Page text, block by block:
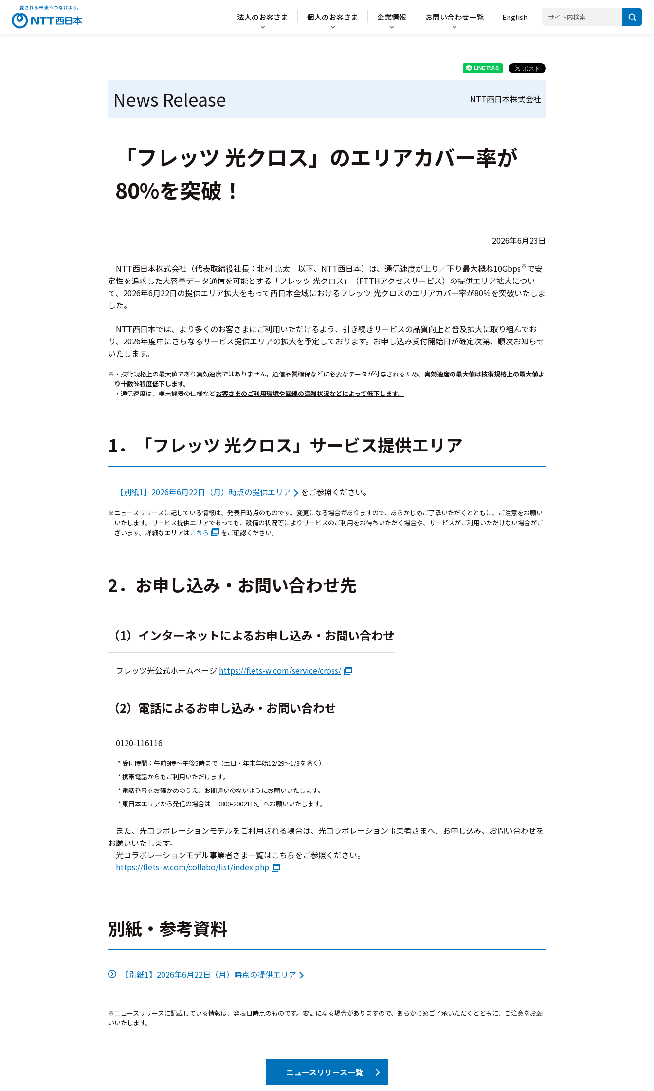
法人のお客さま 個人のお客さま 企業情報 お問い合わせ一覧 English
News Release NTT西日本株式会社
「フレッツ 光クロス」のエリアカバー率が
80%を突破！
2026年6月23日
NTT西日本株式会社（代表取締役社長：北村 亮太 以下、NTT西日本）は、通信速度が上り／下り最大概ね10Gbps※で安
定性を追求した大容量データ通信を可能とする「フレッツ 光クロス」（FTTHアクセスサービス）の提供エリア拡大につい
て、2026年6月22日の提供エリア拡大をもって西日本全域におけるフレッツ 光クロスのエリアカバー率が80％を突破いたしま
した。
NTT西日本では、より多くのお客さまにご利用いただけるよう、引き続きサービスの品質向上と普及拡大に取り組んでお
り、2026年度中にさらなるサービス提供エリアの拡大を予定しております。お申し込み受付開始日が確定次第、順次お知らせ
いたします。
※・技術規格上の最大値であり実効速度ではありません。通信品質確保などに必要なデータが付与されるため、 実効速度の最大値は技術規格上の最大値よ
り十数％程度低下します。
・通信速度は、端末機器の仕様などお客さまのご利用環境や回線の混雑状況などによって低下します。
1．「フレッツ 光クロス」サービス提供エリア
【別紙1】2026年6月22日（月）時点の提供エリア をご参照ください。
※ニュースリリースに記している情報は、発表日時点のものです。変更になる場合がありますので、あらかじめご了承いただくとともに、ご注意をお願い
いたします。サービス提供エリアであっても、設備の状況等によりサービスのご利用をお待ちいただく場合や、サービスがご利用いただけない場合がご
ざいます。詳細なエリアはこちら をご確認ください。
2．お申し込み・お問い合わせ先
（1）インターネットによるお申し込み・お問い合わせ
フレッツ光公式ホームページ https://flets-w.com/service/cross/
（2）電話によるお申し込み・お問い合わせ
0120-116116
* 受付時間：午前9時～午後5時まで（土日・年末年始12/29～1/3を除く）
* 携帯電話からもご利用いただけます。
* 電話番号をお確かめのうえ、お間違いのないようにお願いいたします。
* 東日本エリアから発信の場合は「0800-2002116」へお願いいたします。
また、光コラボレーションモデルをご利用される場合は、光コラボレーション事業者さまへ、お申し込み、お問い合わせを
お願いいたします。
光コラボレーションモデル事業者さま一覧はこちらをご参照ください。
https://flets-w.com/collabo/list/index.php
別紙・参考資料
【別紙1】2026年6月22日（月）時点の提供エリア
※ニュースリリースに記載している情報は、発表日時点のものです。変更になる場合がありますので、あらかじめご了承いただくとともに、ご注意をお願
いいたします。
ニュースリリース一覧